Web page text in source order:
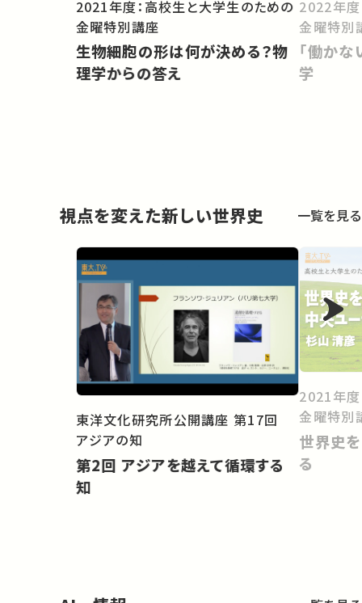
2021年度：高校生と大学生のための
金曜特別講座
生物細胞の形は何が決める？物
理学からの答え
2022年度
金曜特別
「働か
学
視点を変えた新しい世界史 一覧を見る
東洋文化研究所公開講座 第17回
アジアの知
第2回 アジアを越えて循環する
知
2021年度
金曜特別
世界史
る